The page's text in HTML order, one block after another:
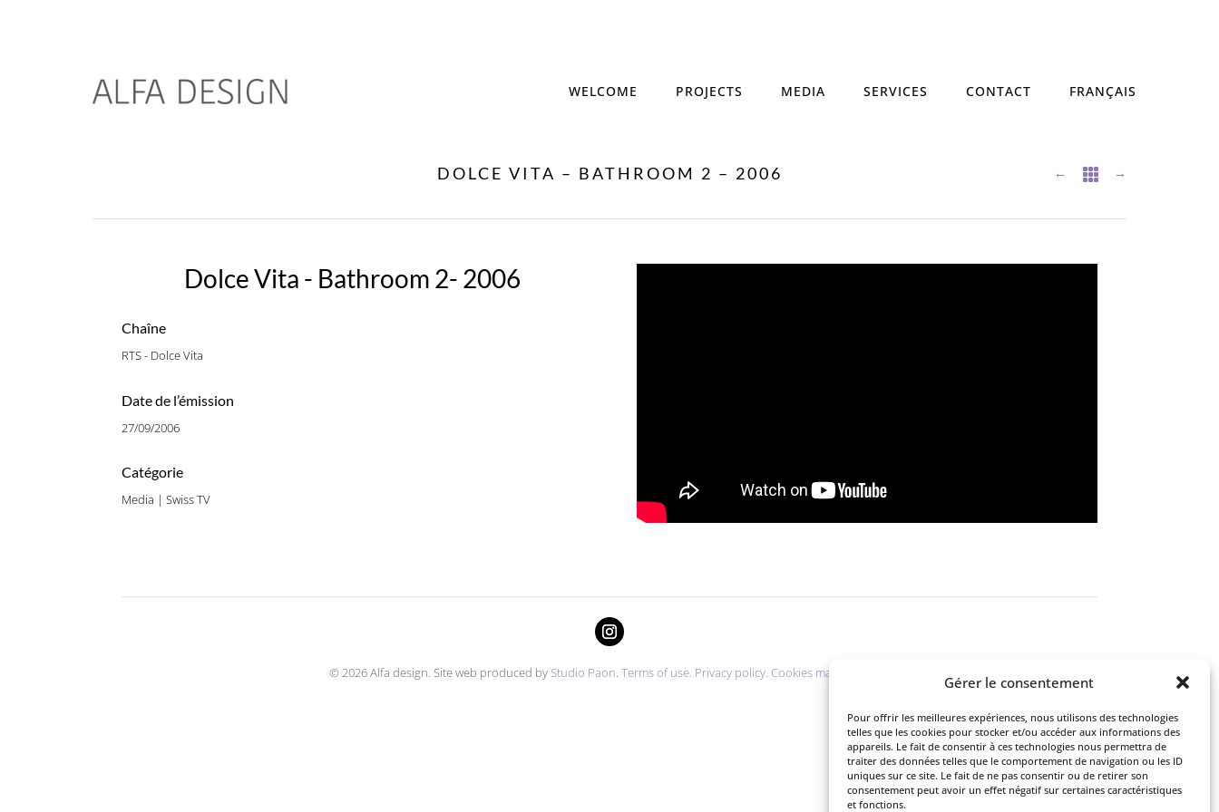
Gérer le consentement
Pour offrir les meilleures expériences, nous utilisons des technologies
telles que les cookies pour stocker et/ou accéder aux informations des
appareils. Le fait de consentir à ces technologies nous permettra de
traiter des données telles que le comportement de navigation ou les ID
uniques sur ce site. Le fait de ne pas consentir ou de retirer son
consentement peut avoir un effet négatif sur certaines caractéristiques
et fonctions.
WELCOME PROJECTS MEDIA SERVICES CONTACT FRANÇAIS
DOLCE VITA – BATHROOM 2 – 2006 ← →

Dolce Vita - Bathroom 2- 2006
Chaîne
RTS - Dolce Vita
Date de l’émission
27/09/2006
Catégorie
Media | Swiss TV
© 2026 Alfa design. Site web produced by Studio Paon Terms of use. Privacy policy. Cookies management.